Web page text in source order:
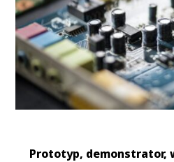
Prototyp, demonstrator,